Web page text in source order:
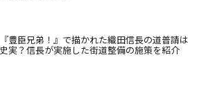
『豊臣兄弟！』で描かれた織田信長の道普請は
史実？信長が実施した街道整備の施策を紹介